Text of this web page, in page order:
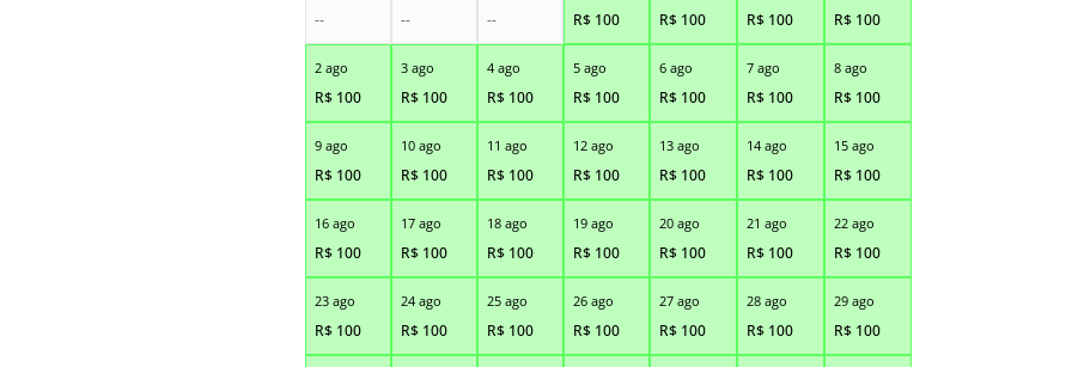
-- -- -- R$ 100 R$ 100 R$ 100 R$ 100
2 ago
R$ 100
3 ago
R$ 100
4 ago
R$ 100
5 ago
R$ 100
6 ago
R$ 100
7 ago
R$ 100
8 ago
R$ 100
9 ago
R$ 100
10 ago
R$ 100
11 ago
R$ 100
12 ago
R$ 100
13 ago
R$ 100
14 ago
R$ 100
15 ago
R$ 100
16 ago
R$ 100
17 ago
R$ 100
18 ago
R$ 100
19 ago
R$ 100
20 ago
R$ 100
21 ago
R$ 100
22 ago
R$ 100
23 ago
R$ 100
24 ago
R$ 100
25 ago
R$ 100
26 ago
R$ 100
27 ago
R$ 100
28 ago
R$ 100
29 ago
R$ 100